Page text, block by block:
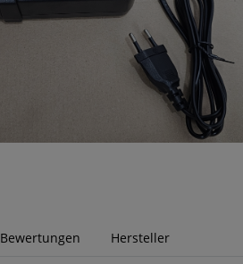
Bewertungen Hersteller